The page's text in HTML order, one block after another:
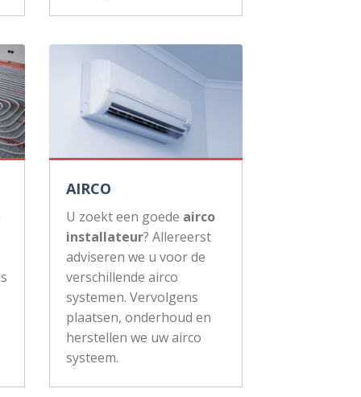
AIRCO
U zoekt een goede airco
installateur? Allereerst
adviseren we u voor de
verschillende airco
systemen. Vervolgens
plaatsen, onderhoud en
herstellen we uw airco
systeem.